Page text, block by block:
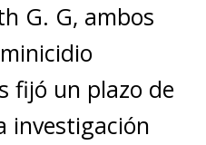
G. G, ambos
fijó un plazo de
investigación